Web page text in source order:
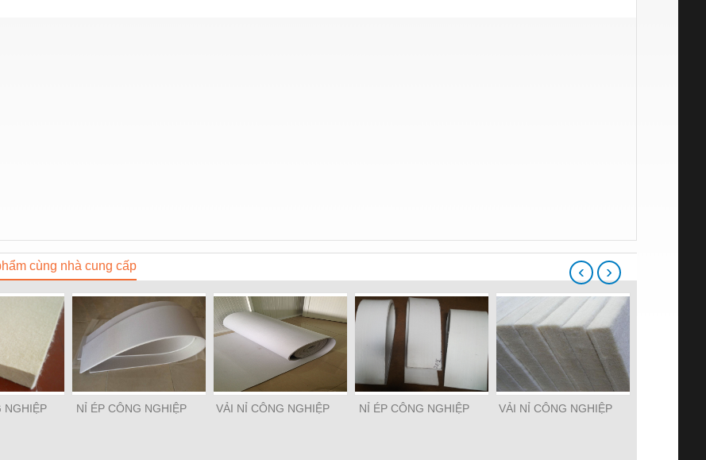
cùng nhà cung cấp
NGHIỆP NỈ ÉP CÔNG NGHIỆP VẢI NỈ CÔNG NGHIỆP NỈ ÉP CÔNG NGHIỆP VẢI NỈ CÔNG NGHIỆP
‹ ›